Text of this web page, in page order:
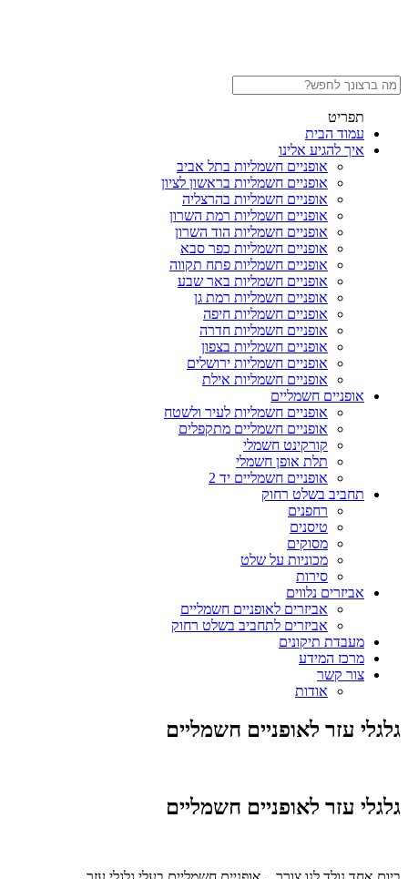
תפריט
עמוד הבית
איך להגיע אלינו
אופניים חשמליות בתל אביב
אופניים חשמליות בראשון לציון
אופניים חשמליות בהרצליה
אופניים חשמליות רמת השרון
אופניים חשמליות הוד השרון
אופניים חשמליות כפר סבא
אופניים חשמליות פתח תקווה
אופניים חשמליות באר שבע
אופניים חשמליות רמת גן
אופניים חשמליות חיפה
אופניים חשמליות חדרה
אופניים חשמליות בצפון
אופניים חשמליות ירושלים
אופניים חשמליות אילת
אופניים חשמליים
אופניים חשמליות לעיר ולשטח
אופניים חשמליים מתקפלים
קורקינט חשמלי
תלת אופן חשמלי
אופניים חשמליים יד 2
תחביב בשלט רחוק
רחפנים
טיסנים
מסוקים
מכוניות על שלט
סירות
אביזרים נלווים
אביזרים לאופניים חשמליים
אביזרים לתחביב בשלט רחוק
מעבדת תיקונים
מרכז המידע
צור קשר
אודות
גלגלי עזר לאופניים חשמליים
גלגלי עזר לאופניים חשמליים